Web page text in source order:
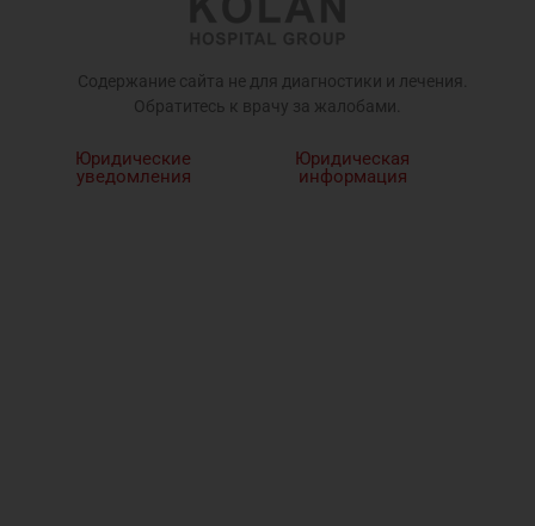
Содержание сайта не для диагностики и лечения.
Обратитесь к врачу за жалобами.
Юридические
уведомления
Юридическая
информация